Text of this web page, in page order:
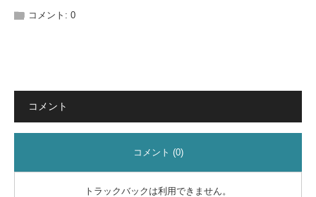
コメント: 0
コメント
コメント (0)
トラックバックは利用できません。